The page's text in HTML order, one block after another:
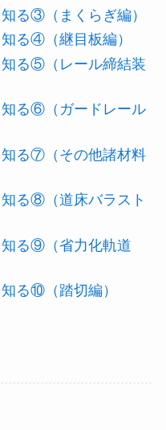
る③（まくらぎ編）
る④（継目板編）
る⑤（レール締結装
る⑥（ガードレール
る⑦（その他諸材料
る⑧（道床バラスト
る⑨（省力化軌道
る⑩（踏切編）